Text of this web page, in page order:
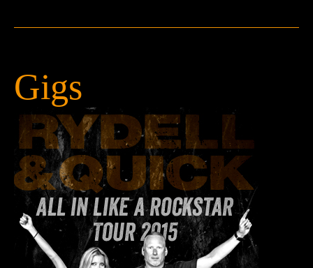
Teknik
Gigs